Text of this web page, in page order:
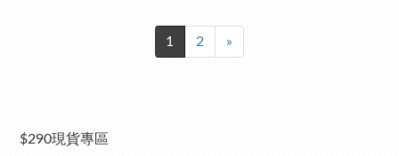
1 2 »
$290現貨專區